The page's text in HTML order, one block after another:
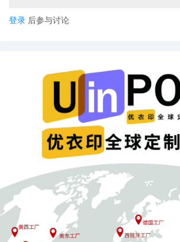
面对关税成本上升，建议中国卖家从以下
库，适用更优惠的一般贸易税率
转移部分生产环节 ：将最终组装等工
满足原产地规则以降低关税
深化本地化运营 ：加强与墨西哥本土
供应链体系
墨西哥此次关税调整，既是保护主义政
供应链重构过程中的一个缩影。对于深
国企业而言，这既是对现有模式的挑战，
级、加速本地化布局的契机。如何在新
登录 后参与讨论